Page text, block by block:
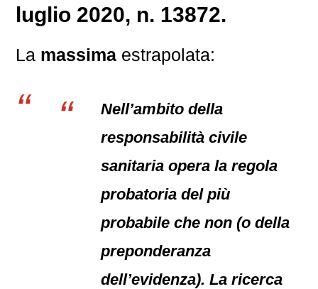
luglio 2020, n. 13872.
La massima estrapolata:
Nell’ambito della
responsabilità civile
sanitaria opera la regola
probatoria del più
probabile che non (o della
preponderanza
dell’evidenza). La ricerca